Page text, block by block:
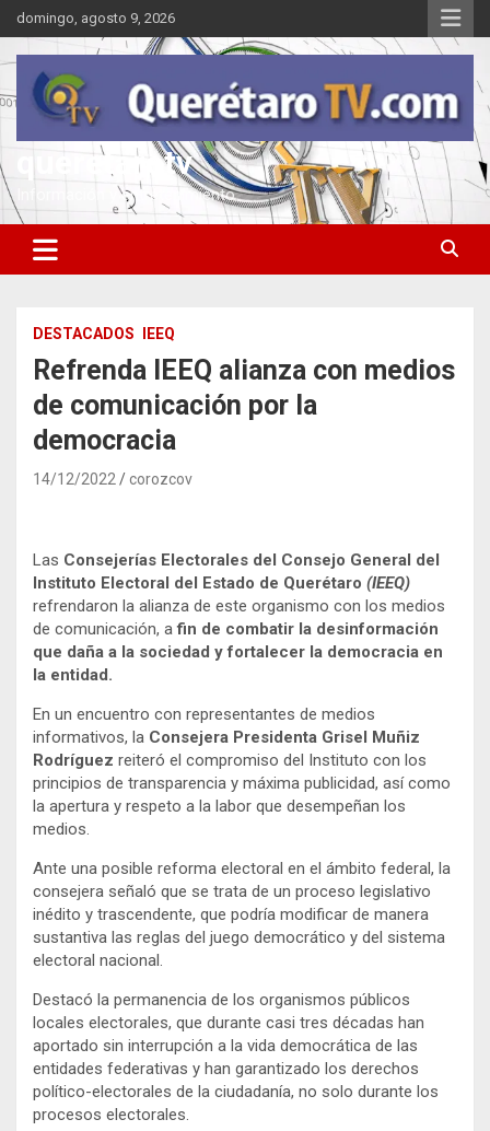
Saltar
al
contenido
domingo, agosto 9, 2026
queretarotv
Información y entretenimiento
DESTACADOS IEEQ
Refrenda IEEQ alianza con medios
de comunicación por la
democracia
14/12/2022 corozcov
Las Consejerías Electorales del Consejo General del
Instituto Electoral del Estado de Querétaro (IEEQ)
refrendaron la alianza de este organismo con los medios
de comunicación, afin de combatir la desinformación
que daña a la sociedad y fortalecer la democracia en
la entidad.
En un encuentro con representantes de medios
informativos, la Consejera Presidenta Grisel Muñiz
Rodríguez reiteró el compromiso del Instituto con los
principios de transparencia y máxima publicidad, así como
la apertura y respeto a la labor que desempeñan los
medios.
Ante una posible reforma electoral en el ámbito federal, la
consejera señaló que se trata de un proceso legislativo
inédito y trascendente, que podría modificar de manera
sustantiva las reglas del juego democrático y del sistema
electoral nacional.
Destacó la permanencia de los organismos públicos
locales electorales, que durante casi tres décadas han
aportado sin interrupción a la vida democrática de las
entidades federativas y han garantizado los derechos
político-electorales de la ciudadanía, no solo durante los
procesos electorales.